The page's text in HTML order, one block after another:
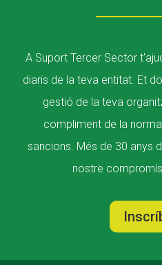
A Suport Tercer Sector
diaris de la teva entitat. Et
gestió de la teva
compliment de la
sancions. Més de 30 anys
nostre